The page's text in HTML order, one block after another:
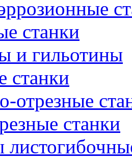
станки
и гильотины
станки
отрезные
станки